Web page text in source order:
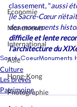
Economie
Monuments
International
Asie
Hong-Kong
Photographie
classement, "aussi
[le Sacré-Cœur
des monuments
difficile et lente
l’architecture du
Sacré-CoeurMonuments
Culture
Les brèves
Patrimoine